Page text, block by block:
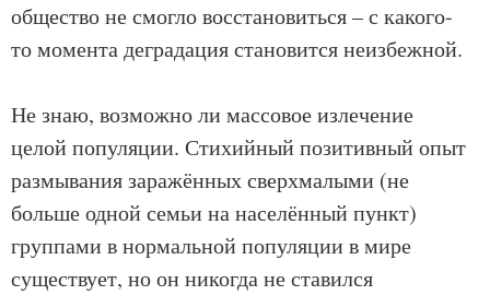
общество не смогло восстановиться – с какого-
то момента деградация становится неизбежной.
Не знаю, возможно ли массовое излечение
целой популяции. Стихийный позитивный опыт
размывания заражённых сверхмалыми (не
больше одной семьи на населённый пункт)
группами в нормальной популяции в мире
существует, но он никогда не ставился